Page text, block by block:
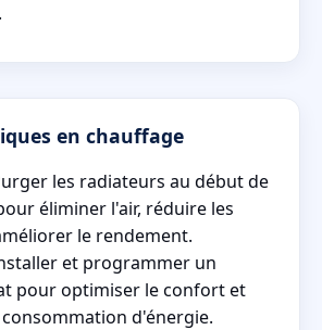
en chauffage
les radiateurs au début de
éliminer l'air, réduire les
le rendement.
et programmer un
pour optimiser le confort et
d'énergie.